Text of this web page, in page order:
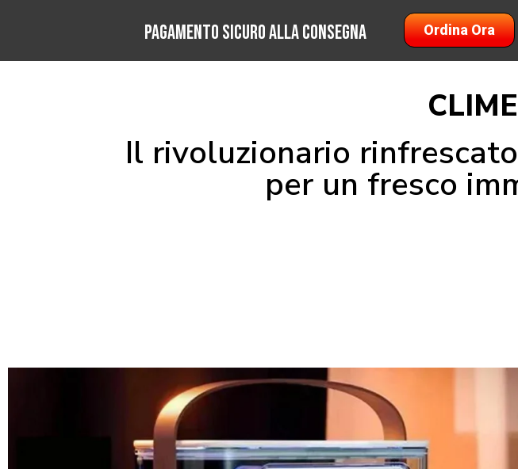
Pagamento Sicuro alla consegna Ordina Ora
Il rivoluzionario
per un fresco